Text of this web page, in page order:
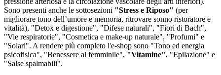
Sono presenti anche le sottosezioni "Stress e Riposo" (per
migliorare tono dell’umore e memoria, ritrovare sonno ristoratore e
vitalità), "Detox e digestione", "Difese naturali", "Fiori di Bach",
"Vie respiratorie", "Cosmetica e make-up naturale", "Profumi" e
"Solari". A rendere più completo l'e-shop sono "Tono ed energia
psicofisica", "Benessere al femminile", "Vitamine", "Epilazione" e
"Salse spalmabili".